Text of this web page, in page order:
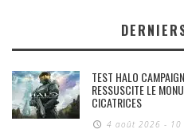
TEST HALO
RESSUSCITE LE
CICATRICES
4 août 2026 - 10